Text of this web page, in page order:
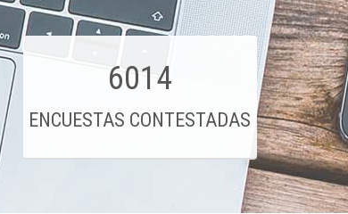
6014
ENCUESTAS CONTESTADAS